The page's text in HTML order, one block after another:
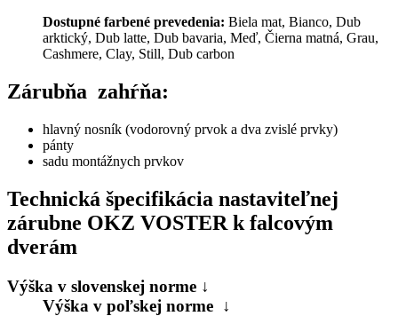
Dostupné farbené prevedenia: Biela mat, Bianco, Dub
arktický, Dub latte, Dub bavaria, Meď, Čierna matná, Grau,
Cashmere, Clay, Still, Dub carbon
Zárubňa zahŕňa:
hlavný nosník (vodorovný prvok a dva zvislé prvky)
pánty
sadu montážnych prvkov
Technická špecifikácia nastaviteľnej
zárubne OKZ VOSTER k falcovým
dverám
Výška v slovenskej norme ↓
Výška v poľskej norme ↓